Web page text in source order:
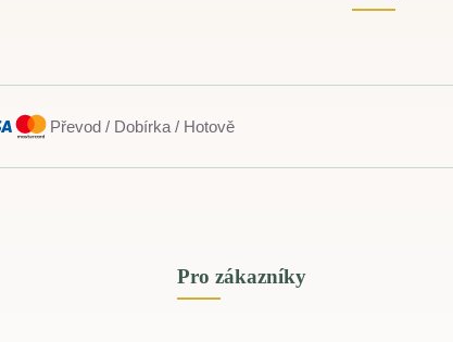
Převod / Dobírka / Hotově
Pro zákazníky